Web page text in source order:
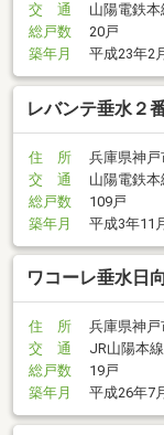
交 通
山陽電鉄
総戸数
20戸
築年月
平成23年2
レバンテ垂水２
住 所
兵庫県神
交 通
山陽電鉄
総戸数
109戸
築年月
平成3年11
ワコーレ垂水日向
住 所
兵庫県神
交 通
JR山陽本
総戸数
19戸
築年月
平成26年7